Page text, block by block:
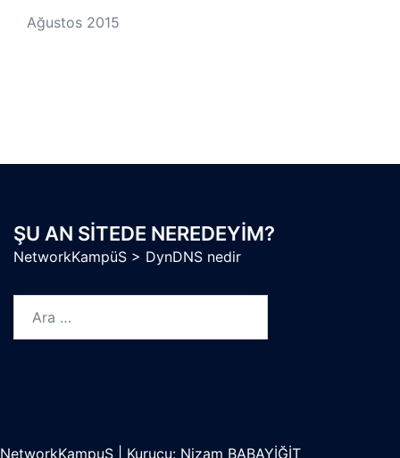
Ağustos 2015
ŞU AN SITEDE NEREDEYIM?
NetworkKampüS > DynDNS nedir
NetworkKampuS Kurucu: Nizam BABAYİĞİT